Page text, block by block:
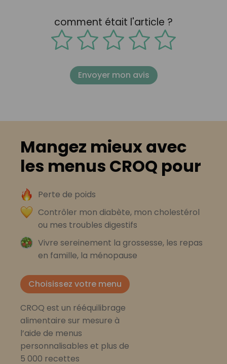
comment était l'article ?
Envoyer mon avis
Mangez mieux avec
les menus CROQ pour
Perte de poids
Contrôler mon diabète, mon cholestérol
ou mes troubles digestifs
Vivre sereinement la grossesse, les repas
en famille, la ménopause
Choisissez votre menu
CROQ est un rééquilibrage
alimentaire sur mesure à
l’aide de menus
personnalisables et plus de
5 000 recettes